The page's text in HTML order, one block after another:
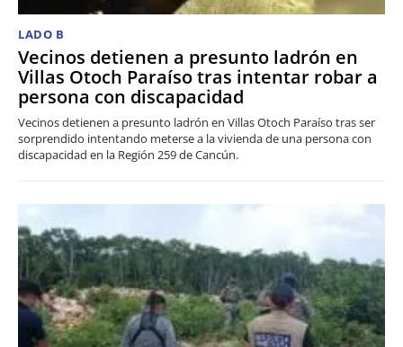
LADO B
Vecinos detienen a presunto ladrón en
Villas Otoch Paraíso tras intentar robar a
persona con discapacidad
Vecinos detienen a presunto ladrón en Villas Otoch Paraíso tras ser
sorprendido intentando meterse a la vivienda de una persona con
discapacidad en la Región 259 de Cancún.